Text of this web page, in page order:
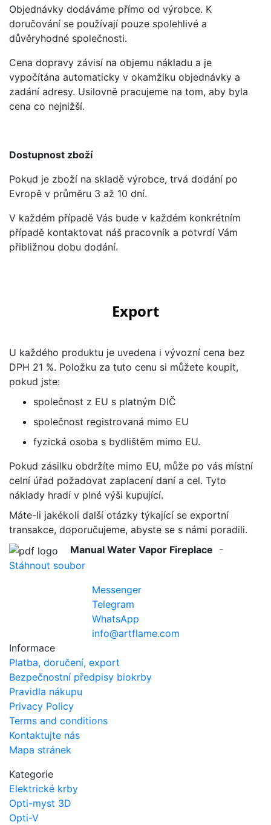
Objednávky dodáváme přímo od výrobce. K
doručování se používají pouze spolehlivé a
důvěryhodné společnosti.
Cena dopravy závisí na objemu nákladu a je
vypočítána automaticky v okamžiku objednávky a
zadání adresy. Usilovně pracujeme na tom, aby byla
cena co nejnižší.
Dostupnost zboží
Pokud je zboží na skladě výrobce, trvá dodání po
Evropě v průměru 3 až 10 dní.
V každém případě Vás bude v každém konkrétním
případě kontaktovat náš pracovník a potvrdí Vám
přibližnou dobu dodání.
Export
U každého produktu je uvedena i vývozní cena bez
DPH 21 %. Položku za tuto cenu si můžete koupit,
pokud jste:
společnost z EU s platným DIČ
společnost registrovaná mimo EU
fyzická osoba s bydlištěm mimo EU.
Pokud zásilku obdržíte mimo EU, může po vás místní
celní úřad požadovat zaplacení daní a cel. Tyto
náklady hradí v plné výši kupující.
Máte-li jakékoli další otázky týkající se exportní
transakce, doporučujeme, abyste se s námi poradili.
Manual Water Vapor Fireplace -
Stáhnout soubor
Messenger
Telegram
WhatsApp
info@artflame.com
Informace
Platba, doručení, export
Bezpečnostní předpisy biokrby
Pravidla nákupu
Privacy Policy
Terms and conditions
Kontaktujte nás
Mapa stránek
Kategorie
Elektrické krby
Opti-myst 3D
Opti-V